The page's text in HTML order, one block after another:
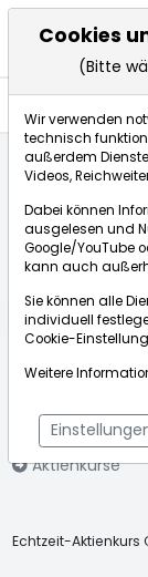
China Liberal
Börse:
[ISIN:
Aktienkurse
Echtzeit-
Cookies
(Bitte
Wir verwenden
technisch
außerdem
Videos,
Dabei können
ausgelesen und
Google/YouTube
kann auch
Sie können alle
individuell
Cookie-
Weitere